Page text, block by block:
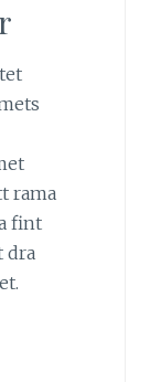
rama
fint
dra